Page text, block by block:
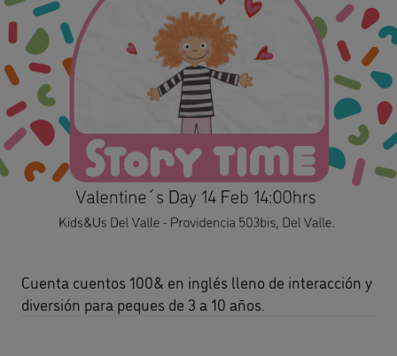
Cuenta cuentos 100& en inglés lleno de interacción y
diversión para peques de 3 a 10 años.